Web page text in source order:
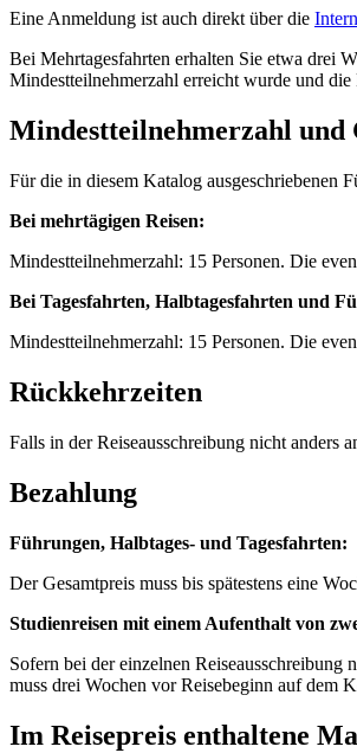
Eine Anmeldung ist auch direkt über die
Bei Mehrtagesfahrten erhalten Sie etwa drei
Mindestteilnehmerzahl erreicht wurde und
Mindestteilnehmerzahl und
Für die in diesem Katalog ausgeschriebenen
Bei mehrtägigen Reisen:
Mindestteilnehmerzahl: 15 Personen. Die
Bei Tagesfahrten, Halbtagesfahrten und
Mindestteilnehmerzahl: 15 Personen. Die
Rückkehrzeiten
Falls in der Reiseausschreibung nicht anders
Bezahlung
Führungen, Halbtages- und Tagesfahrten:
Der Gesamtpreis muss bis spätestens eine
Studienreisen mit einem Aufenthalt von
Sofern bei der einzelnen
muss drei Wochen vor Reisebeginn auf dem
Im Reisepreis enthaltene